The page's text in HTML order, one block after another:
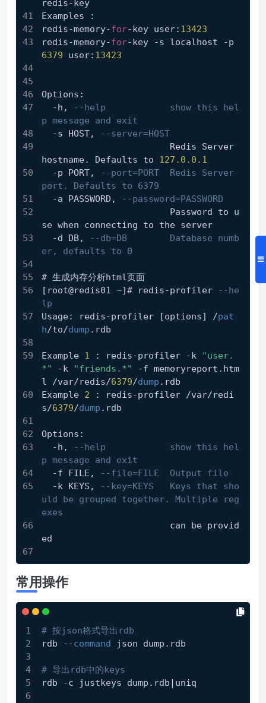
redis-key
Examples :
redis-memory-for-key user: 13423
redis-memory-for
6379 user: 13423
Options:
  -h,
--help            show this hel
p message and exit
  -s HOST,
--server=HOST
hostname. Defaults to 127.0 .0 .1
  -p PORT,
--port=PORT  Redis Server
port. Defaults to 6379
  -a PASSWORD,
--password=PASSWORD
se when connecting to the server
  -d DB,
--db=DB        Database numb
er, defaults to 0
# 生成内存分析html页面
[root@redis01 ~]# redis-profiler
--he
lp
Usage: redis-profiler [options] /pat
h/to/dump .rdb
Example 1 : redis-profiler -k
"user.
*"
-k "friends.*"
-f memoryreport.htm
l /var/redis/6379/dump .rdb
Example 2 : redis-profiler /var/redi
s/6379/dump .rdb
Options:
  -h,
--help            show this hel
p message and exit
  -f FILE,
--file=FILE  Output file
  -k KEYS,
--key=KEYS   Keys that sho
uld be grouped together. Multiple reg
exes
ed
常用操作
# 按json格式导出rdb
rdb --command json dump.rdb
# 导出rdb中的keys
rdb -c justkeys dump.rdb|uniq